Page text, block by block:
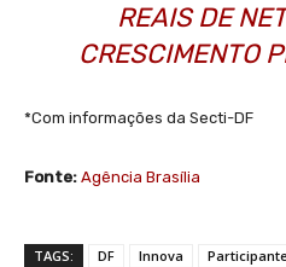
REAIS DE
CRESCIMENTO
*Com informações da Secti-DF
Fonte: Agência Brasília
TAGS: DF Innova